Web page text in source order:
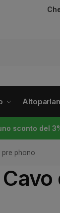
sconto del
pre phono